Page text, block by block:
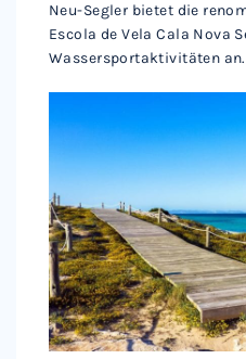
Neu-Segler bietet die
Escola de Vela Cala Nova
Wassersportaktivitäten an.